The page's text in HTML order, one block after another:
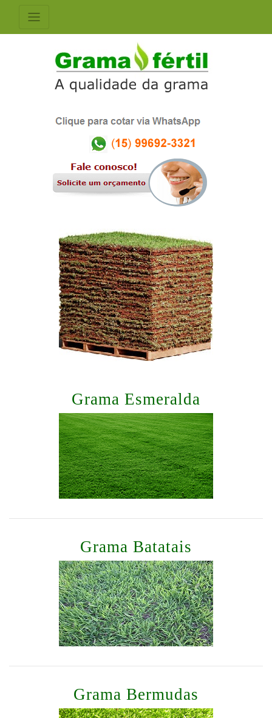
Grama Esmeralda
Grama Batatais
Grama Bermudas